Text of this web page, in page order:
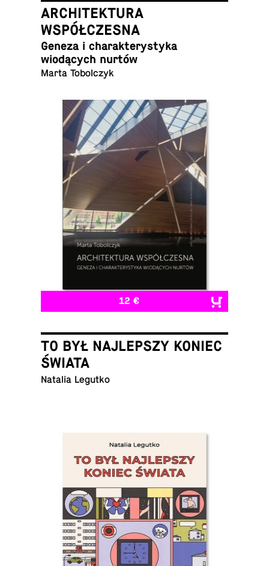
ARCHITEKTURA
WSPÓŁCZESNA
Geneza i charak­terystyka
wiodących nurtów
Marta Tobolczyk
12 €
TO BYŁ NAJLEPSZY KONIEC
ŚWIATA
Natalia Legutko